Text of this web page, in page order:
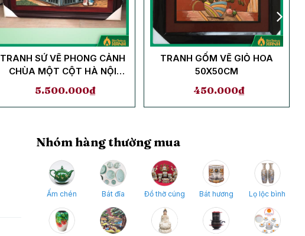
TRANH SỨ VẼ PHONG CẢNH
CHÙA MỘT CỘT HÀ NỘI
135X88CM
5.500.000₫
TRANH GỐM VẼ GIỎ HOA
50X50CM
450.000₫
Nhóm hàng thường mua
Ấm chén Bát đĩa Đồ thờ cúng Bát hương Lọ lộc bình